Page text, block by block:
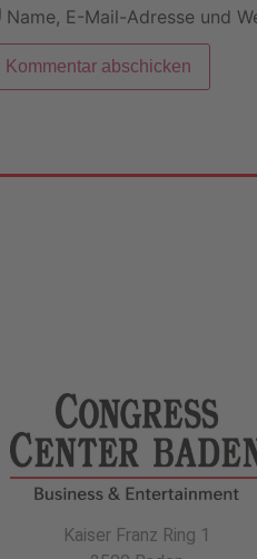
Name, E-Mail-Adresse und
Kaiser Franz Ring 1